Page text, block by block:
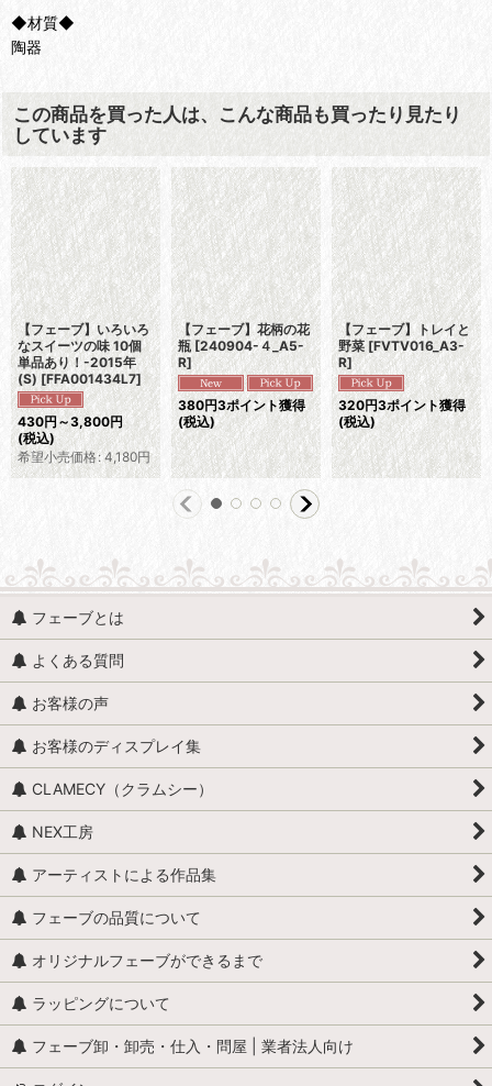
◆材質◆
陶器
この商品を買った人は、こんな商品も買ったり見たり
しています
【フェーブ】いろいろ
なスイーツの味 10個
単品あり！-2015年
(S) [FFA001434L7]
430円 ～3,800円
(税込)
希望小売価格: 4,180円
【フェーブ】花柄の花
瓶 [240904-４_A5-
R]
380円3ポイント獲得
(税込)
【フェーブ】トレイと
野菜 [FVTV016_A3-
R]
320円3ポイント獲得
(税込)
フェーブとは
よくある質問
お客様の声
お客様のディスプレイ集
CLAMECY（クラムシー）
NEX工房
アーティストによる作品集
フェーブの品質について
オリジナルフェーブができるまで
ラッピングについて
フェーブ卸・卸売・仕入・問屋 | 業者法人向け